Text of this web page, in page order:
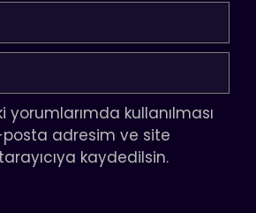
yorumlarımda kullanılması
posta adresim ve site
kaydedilsin.